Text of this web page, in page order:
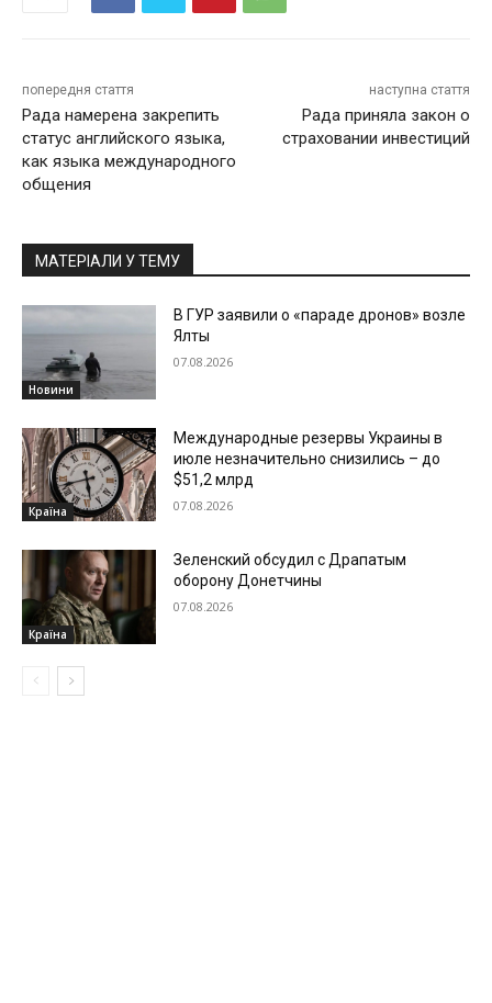
попередня стаття
Рада намерена закрепить
статус английского языка,
как языка международного
общения
наступна стаття
Рада приняла закон о
страховании инвестиций
МАТЕРІАЛИ У ТЕМУ
Новини
В ГУР заявили о «параде дронов» возле
Ялты
07.08.2026
Країна
Международные резервы Украины в
июле незначительно снизились – до
$51,2 млрд
07.08.2026
Країна
Зеленский обсудил с Драпатым
оборону Донетчины
07.08.2026